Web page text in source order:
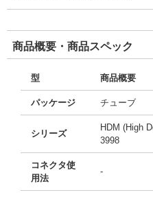
商品概要・商品スペック
型 商品概要
パッケージ チューブ
シリーズ
HDM (High
3998
コネクタ使
用法
-